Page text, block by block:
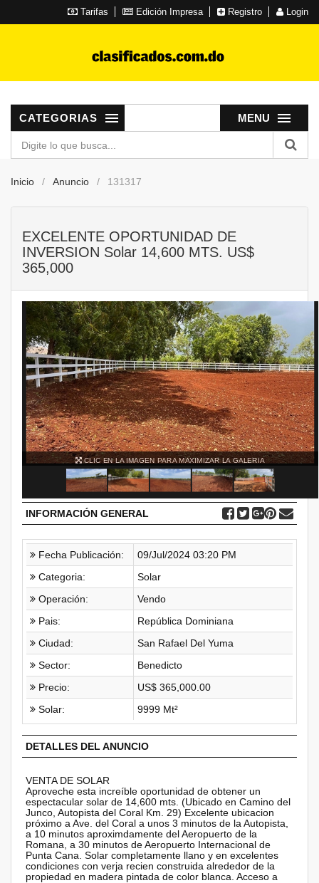
Tarifas Edición Impresa Registro Login
MENU
CATEGORIAS
Inicio Anuncio 131317
EXCELENTE OPORTUNIDAD DE
INVERSION Solar 14,600 MTS. US$
365,000
CLIC EN LA IMAGEN PARA MAXIMIZAR LA GALERIA
INFORMACIÓN GENERAL
Fecha Publicación:
09/Jul/2024 03:20 PM
Categoria:
Solar
Operación:
Vendo
Pais:
República Dominiana
Ciudad:
San Rafael Del Yuma
Sector:
Benedicto
Precio:
US$ 365,000.00
Solar:
9999 Mt²
DETALLES DEL ANUNCIO
VENTA DE SOLAR
Aproveche esta increíble oportunidad de obtener un
espectacular solar de 14,600 mts. (Ubicado en Camino del
Junco, Autopista del Coral Km. 29) Excelente ubicacion
próximo a Ave. del Coral a unos 3 minutos de la Autopista,
a 10 minutos aproximdamente del Aeropuerto de la
Romana, a 30 minutos de Aeropuerto Internacional de
Punta Cana. Solar completamente llano y en excelentes
condiciones con verja recien construida alrededor de la
propiedad en madera pintada de color blanca. Acceso a